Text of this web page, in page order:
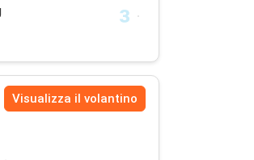
Visualizza il volantino